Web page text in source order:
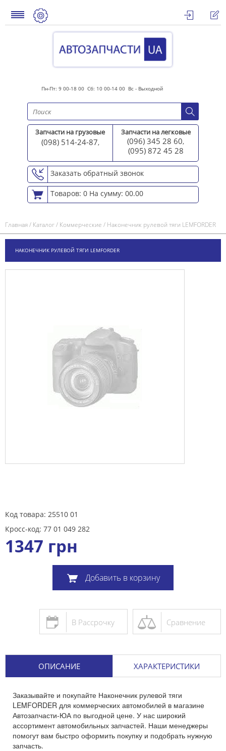
Пн-Пт: 9 00-18 00 Сб: 10 00-14 00 Вс - Выходной
Запчасти на грузовые
(098) 514-24-87,
Запчасти на легковые
(096) 345 28 60,
(095) 872 45 28
Заказать обратный звонок
Товаров: 0 На сумму: 00.00
Главная/ Каталог/ Коммерческие / Наконечник рулевой тяги LEMFORDER
НАКОНЕЧНИК РУЛЕВОЙ ТЯГИ LEMFORDER
Код товара: 25510 01
Кросс-код: 77 01 049 282
1347 грн
Добавить в корзину
Сравнение
В Рассрочку
ОПИСАНИЕ ХАРАКТЕРИСТИКИ
Заказывайте и покупайте Наконечник рулевой тяги
LEMFORDER для коммерческих автомобилей в магазине
Автозапчасти-ЮА по выгодной цене. У нас широкий
ассортимент автомобильных запчастей. Наши менеджеры
помогут вам быстро оформить покупку и подобрать нужную
запчасть.